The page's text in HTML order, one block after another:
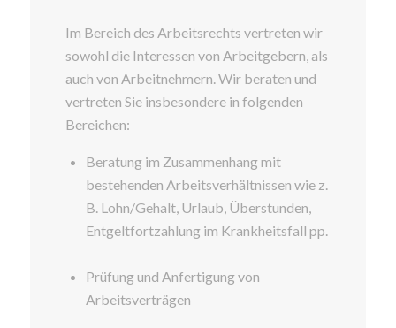
Im Bereich des Arbeitsrechts vertreten wir
sowohl die Interessen von Arbeitgebern, als
auch von Arbeitnehmern. Wir beraten und
vertreten Sie insbesondere in folgenden
Bereichen:
Beratung im Zusammenhang mit
bestehenden Arbeitsverhältnissen wie z.
B. Lohn/Gehalt, Urlaub, Überstunden,
Entgeltfortzahlung im Krankheitsfall pp.
Prüfung und Anfertigung von
Arbeitsverträgen